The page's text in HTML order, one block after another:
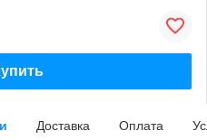
Доставка Оплата